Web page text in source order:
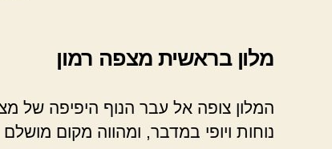
מלון בראשית מצפה רמון
המלון צופה אל עבר הנוף היפיפה של
נוחות ויופי במדבר, ומהווה מקום